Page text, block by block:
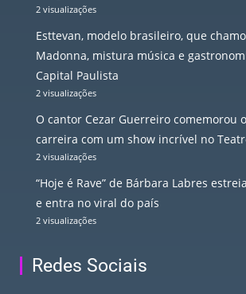
2 visualizações
Esttevan, modelo brasileiro, que
Madonna, mistura música e
Capital Paulista
2 visualizações
O cantor Cezar Guerreiro comemorou
carreira com um show incrível no
2 visualizações
“Hoje é Rave” de Bárbara Labres
e entra no viral do país
2 visualizações
Redes Sociais